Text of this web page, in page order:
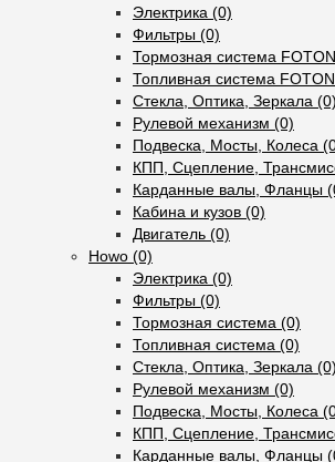
Электрика (0)
Фильтры (0)
Тормозная система
Топливная система
Стекла, Оптика, Зеркала (0)
Рулевой механизм (0)
Подвеска, Мосты, Колеса
КПП, Сцепление,
Карданные валы, Фланцы
Кабина и кузов (0)
Двигатель (0)
Howo (0)
Электрика (0)
Фильтры (0)
Тормозная система (0)
Топливная система (0)
Стекла, Оптика, Зеркала (0)
Рулевой механизм (0)
Подвеска, Мосты, Колеса
КПП, Сцепление,
Карданные валы, Фланцы